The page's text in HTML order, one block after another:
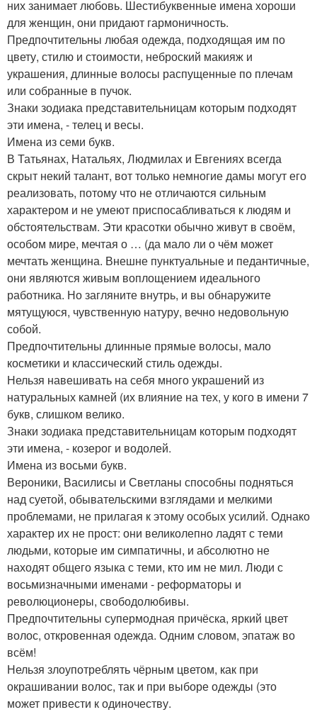
них занимает любовь. Шестибуквенные имена хороши
для женщин, они придают гармоничность.
Предпочтительны любая одежда, подходящая им по
цвету, стилю и стоимости, неброский макияж и
украшения, длинные волосы распущенные по плечам
или собранные в пучок.
Знаки зодиака представительницам которым подходят
эти имена, - телец и весы.
Имена из семи букв.
В Татьянах, Натальях, Людмилах и Евгениях всегда
скрыт некий талант, вот только немногие дамы могут его
реализовать, потому что не отличаются сильным
характером и не умеют приспосабливаться к людям и
обстоятельствам. Эти красотки обычно живут в своём,
особом мире, мечтая о … (да мало ли о чём может
мечтать женщина. Внешне пунктуальные и педантичные,
они являются живым воплощением идеального
работника. Но загляните внутрь, и вы обнаружите
мятущуюся, чувственную натуру, вечно недовольную
собой.
Предпочтительны длинные прямые волосы, мало
косметики и классический стиль одежды.
Нельзя навешивать на себя много украшений из
натуральных камней (их влияние на тех, у кого в имени 7
букв, слишком велико.
Знаки зодиака представительницам которым подходят
эти имена, - козерог и водолей.
Имена из восьми букв.
Вероники, Василисы и Светланы способны подняться
над суетой, обывательскими взглядами и мелкими
проблемами, не прилагая к этому особых усилий. Однако
характер их не прост: они великолепно ладят с теми
людьми, которые им симпатичны, и абсолютно не
находят общего языка с теми, кто им не мил. Люди с
восьмизначными именами - реформаторы и
революционеры, свободолюбивы.
Предпочтительны супермодная причёска, яркий цвет
волос, откровенная одежда. Одним словом, эпатаж во
всём!
Нельзя злоупотреблять чёрным цветом, как при
окрашивании волос, так и при выборе одежды (это
может привести к одиночеству.